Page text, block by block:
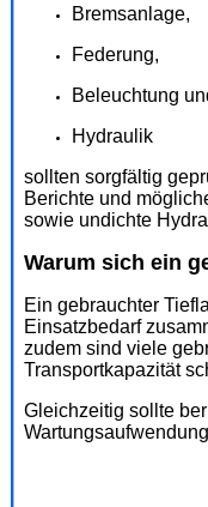
Bremsanlage,
Federung,
Beleuchtung
Hydraulik
sollten sorgfältig
Berichte und
sowie undichte
Warum sich ein
Ein gebrauchter
Einsatzbedarf
zudem sind viele
Transportkapazität
Gleichzeitig sollte